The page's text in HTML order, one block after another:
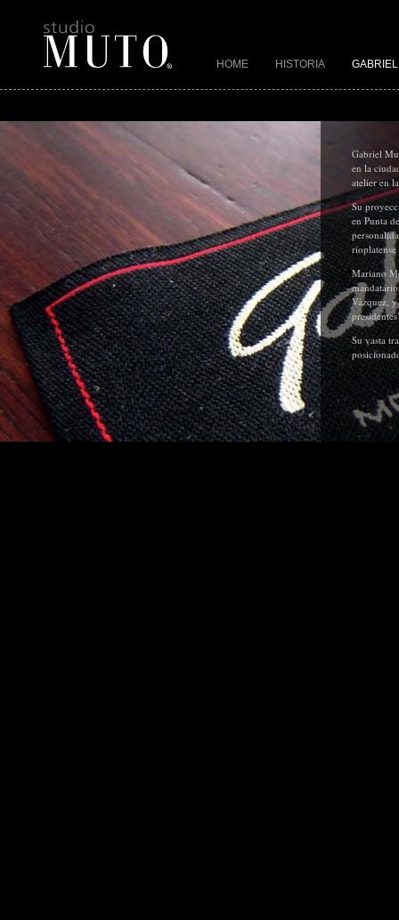
HOME HISTORIA
Gabriel
en la
atelier en
Su
en Punta
Mariano
Vázquez,
Su vasta